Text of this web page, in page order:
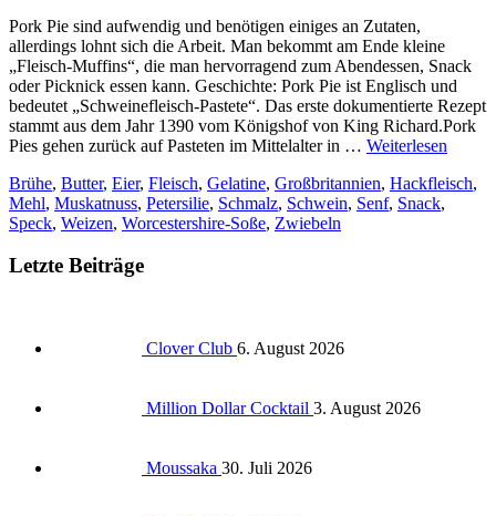
Pork Pie sind aufwendig und benötigen einiges an Zutaten,
allerdings lohnt sich die Arbeit. Man bekommt am Ende kleine
„Fleisch-Muffins“, die man hervorragend zum Abendessen, Snack
oder Picknick essen kann. Geschichte: Pork Pie ist Englisch und
bedeutet „Schweinefleisch-Pastete“. Das erste dokumentierte Rezept
stammt aus dem Jahr 1390 vom Königshof von King Richard.Pork
Pies gehen zurück auf Pasteten im Mittelalter in … Weiterlesen
Brühe, Butter, Eier, Fleisch, Gelatine, Großbritannien, Hackfleisch,
Mehl, Muskatnuss, Petersilie, Schmalz, Schwein, Senf, Snack,
Speck, Weizen, Worcestershire-Soße, Zwiebeln
Letzte Beiträge
Clover Club 6. August 2026
Million Dollar Cocktail 3. August 2026
Moussaka 30. Juli 2026